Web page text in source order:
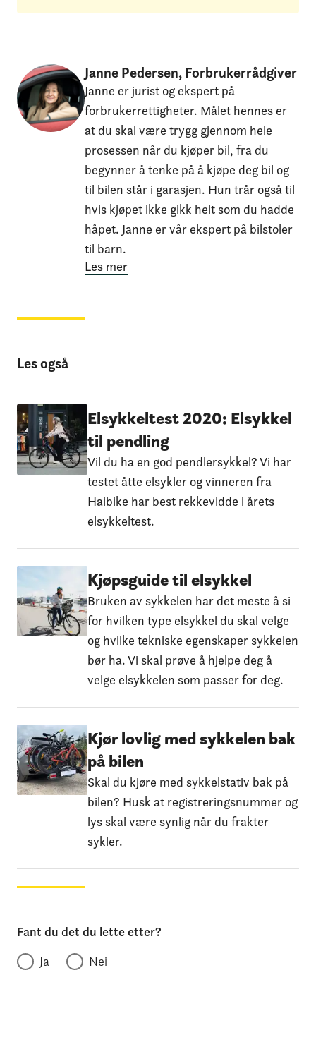
Janne Pedersen, Forbrukerrådgiver
Janne er jurist og ekspert på
forbrukerrettigheter. Målet hennes er
at du skal være trygg gjennom hele
prosessen når du kjøper bil, fra du
begynner å tenke på å kjøpe deg bil og
til bilen står i garasjen. Hun trår også til
hvis kjøpet ikke gikk helt som du hadde
håpet. Janne er vår ekspert på bilstoler
til barn.
Les mer
Les også
Elsykkeltest 2020: Elsykkel
til pendling
Vil du ha en god pendlersykkel? Vi har
testet åtte elsykler og vinneren fra
Haibike har best rekkevidde i årets
elsykkeltest.
Kjøpsguide til elsykkel
Bruken av sykkelen har det meste å si
for hvilken type elsykkel du skal velge
og hvilke tekniske egenskaper sykkelen
bør ha. Vi skal prøve å hjelpe deg å
velge elsykkelen som passer for deg.
Kjør lovlig med sykkelen bak
på bilen
Skal du kjøre med sykkelstativ bak på
bilen? Husk at registreringsnummer og
lys skal være synlig når du frakter
sykler.
Fant du det du lette etter?
Ja
Nei